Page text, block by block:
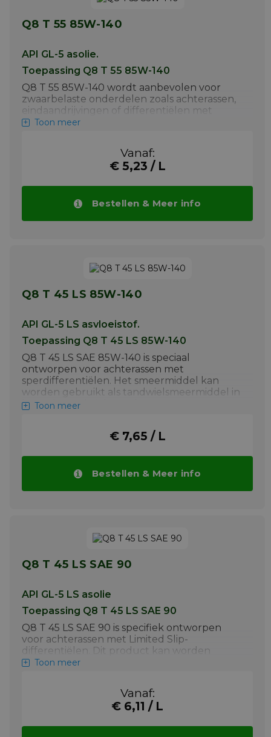
Q8 T 55 85W-140
API GL-5 asolie.
Toepassing Q8 T 55 85W-140
Q8 T 55 85W-140 wordt aanbevolen voor
zwaarbelaste onderdelen zoals achterassen,
eindaandrijvingen of differentiëlen met
hypoïdetandwielen Het voldoet aan de API
lichte en zwarevrachtwagens en
bedrijfsvoertuigen die werken bij hoge
koppel of lage snelheid/hoog koppel.
Toon meer
Vanaf:
€ 5,23 / L
Bestellen & Meer info
Q8 T 45 LS 85W-140
API GL-5 LS asvloeistof.
Toepassing Q8 T 45 LS 85W-140
Q8 T 45 LS SAE 85W-140 is speciaal
ontworpen voor achterassen met
sperdifferentiëlen. Het smeermiddel kan
worden gebruikt als tandwielsmeermiddel in
hypoïde tandwielen, achterassen en
en eindaandrijvingen voor zware voertuigen
Toon meer
€ 7,65 / L
Bestellen & Meer info
Q8 T 45 LS SAE 90
API GL-5 LS asolie
Toepassing Q8 T 45 LS SAE 90
Q8 T 45 LS SAE 90 is specifiek ontworpen
voor achterassen met Limited Slip-
differentiëlen. Dit product kan worden
gebruikt als smeermiddelbij hypoïde
GL-5 LS specificatie voor differentiëlen, assen
eneindaandrijvingen van zware
Toon meer
Vanaf:
€ 6,11 / L